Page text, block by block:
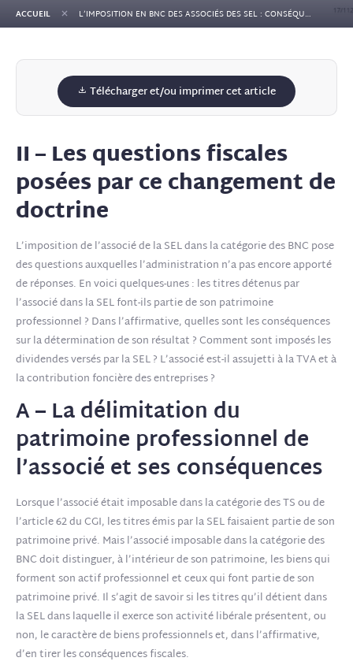
ACCUEIL + L’IMPOSITION EN BNC DES ASSOCIÉS DES SEL : CONSÉQUENCES DU CHANGEMENT DE LA DOCTRINE ADMINISTRATIVE À COMPTER DU 1ER JANVIER 2024 – 2ÈME PARTIE
Télécharger et/ou imprimer cet article
II – Les questions fiscales
posées par ce changement de
doctrine
L’imposition de l’associé de la SEL dans la catégorie des BNC pose
des questions auxquelles l’administration n’a pas encore apporté
de réponses. En voici quelques-unes : les titres détenus par
l’associé dans la SEL font-ils partie de son patrimoine
professionnel ? Dans l’affirmative, quelles sont les conséquences
sur la détermination de son résultat ? Comment sont imposés les
dividendes versés par la SEL ? L’associé est-il assujetti à la TVA et à
la contribution foncière des entreprises ?
A – La délimitation du
patrimoine professionnel de
l’associé et ses conséquences
Lorsque l’associé était imposable dans la catégorie des TS ou de
l’article 62 du CGI, les titres émis par la SEL faisaient partie de son
patrimoine privé. Mais l’associé imposable dans la catégorie des
BNC doit distinguer, à l’intérieur de son patrimoine, les biens qui
forment son actif professionnel et ceux qui font partie de son
patrimoine privé. Il s’agit de savoir si les titres qu’il détient dans
la SEL dans laquelle il exerce son activité libérale présentent, ou
non, le caractère de biens professionnels et, dans l’affirmative,
d’en tirer les conséquences fiscales.